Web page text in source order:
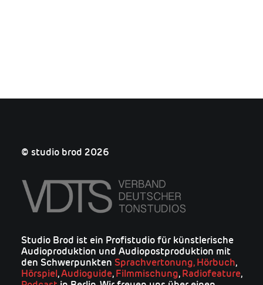
© studio brod 2026
Studio Brod ist ein Profistudio für künstlerische
Audioproduktion und Audiopostproduktion mit
den Schwerpunkten Sprachvertonung,Hörbuch,
Hörspiel,Audioguide,Filmmischung,Radiofeature,